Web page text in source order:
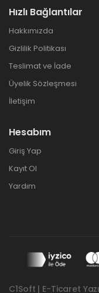
Hızlı Bağlantılar
Hakkımızda
Gizlilik Politikası
Teslimat ve İade
Üyelik Sözleşmesi
İletişim
Hesabım
Giriş Yap
Kayıt Ol
Yardım
C1Soft | E-Ticaret